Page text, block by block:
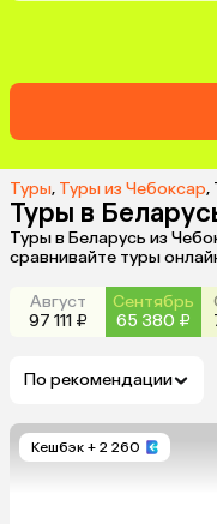
Туры, Туры из Чебоксар,
Туры в
Туры в Беларусь из
сравнивайте туры
Август
97 111 ₽
Сентябрь
65 380 ₽
По рекомендации
Кешбэк + 2 260